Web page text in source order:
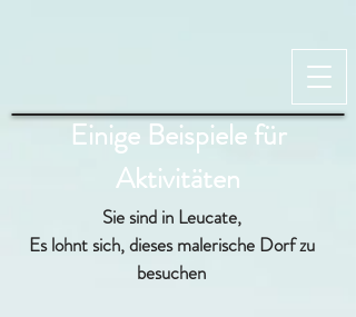
Sie sind in Leucate,
Es lohnt sich, dieses malerische Dorf zu
besuchen
Einige Beispiele für
Aktivitäten